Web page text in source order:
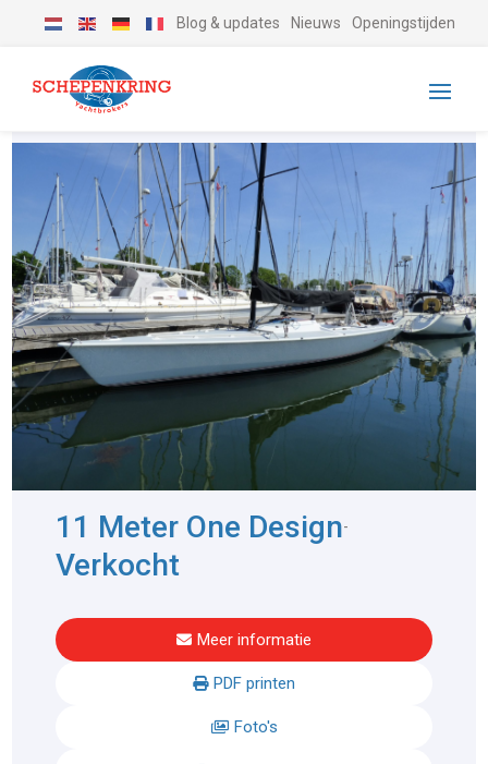
Blog & updates Nieuws Openingstijden
11 Meter One Design-
Verkocht
Meer informatie
PDF printen
Foto's